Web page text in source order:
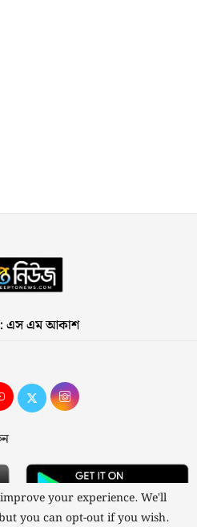
এস এম আকাশ
your experience. We'll
you can opt-out if you wish.